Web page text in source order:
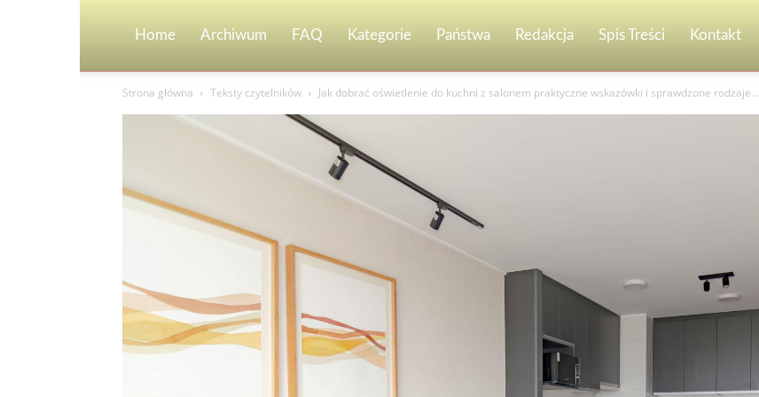
Home Archiwum FAQ Kategorie Państwa Redakcja Spis Treści Kontakt
Strona główna Teksty czytelników Jak dobrać oświetlenie do kuchni z salonem praktyczne wskazówki i sprawdzone rodzaje...